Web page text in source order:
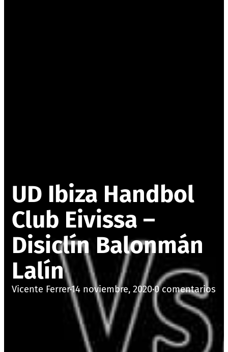
UD Ibiza Handbol
Club Eivissa –
Disiclín Balonmán
Lalín
Vicente Ferrer·14 noviembre, 2020·0 comentarios